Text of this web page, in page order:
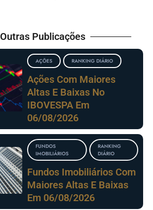
Outras Publicações
AÇÕES RANKING DIÁRIO
Ações Com Maiores
Altas E Baixas No
IBOVESPA Em
06/08/2026
FUNDOS
IMOBILIÁRIOS
RANKING
DIÁRIO
Fundos Imobiliários Com
Maiores Altas E Baixas
Em 06/08/2026